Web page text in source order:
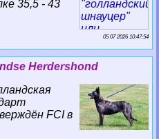
35,5 - 43
05 07 2026 10:47:54
Herdershond
FCI в